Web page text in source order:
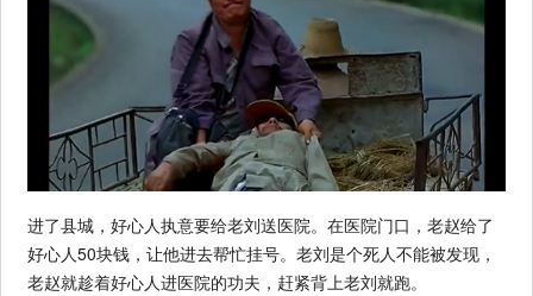
进了县城，好心人执意要给老刘送医院。在医院门口，老赵给了
好心人50块钱，让他进去帮忙挂号。老刘是个死人不能被发现，
老赵就趁着好心人进医院的功夫，赶紧背上老刘就跑。